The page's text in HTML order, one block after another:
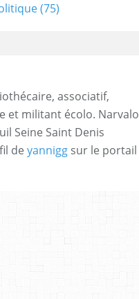
associatif,
et militant écolo. Narvalo
Seine Saint Denis
de yannigg sur le portail
(75)